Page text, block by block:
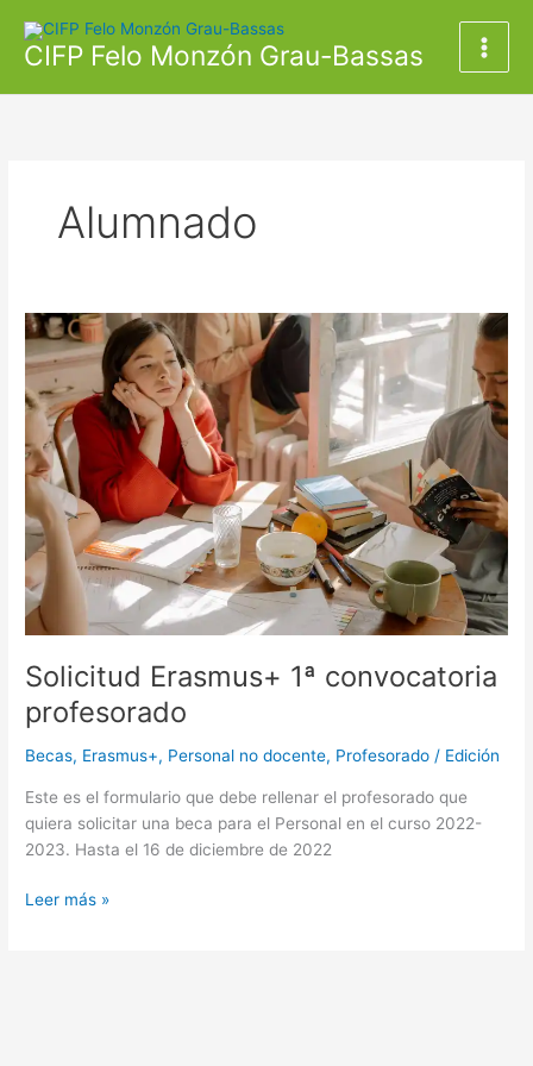
contenido
CIFP Felo Monzón Grau-Bassas
Alumnado
Solicitud Erasmus+ 1ª convocatoria
profesorado
Becas, Erasmus+, Personal no docente, Profesorado / Edición
Este es el formulario que debe rellenar el profesorado que
quiera solicitar una beca para el Personal en el curso 2022-
2023. Hasta el 16 de diciembre de 2022
Solicitud
Erasmus+
1ª
convocatoria
profesorado
Leer más »